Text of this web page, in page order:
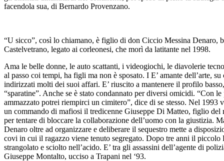
facendola sua, di Bernardo Provenzano.
“U sicco”, così lo chiamano, è figlio di don Ciccio Messina Denaro,
Castelvetrano, legato ai corleonesi, che morì da latitante nel 1998.
Ama le belle donne, le auto scattanti, i videogiochi, le diavolerie
al passo coi tempi, ha figli ma non è sposato. I E’ amante dell’arte, su
indirizzati molti dei suoi affari. E’ riuscito a mantenere il profilo
“sparatine”. Anche se è stato condannato per diversi omicidi. “Con le
ammazzato potrei riempirci un cimitero”, dice di se stesso. Nel 1993
un commando di mafiosi il tredicenne Giuseppe Di Matteo, figlio del
per tentare di bloccare la collaborazione dell’uomo con la giustizia.
Denaro oltre ad organizzare e deliberare il sequestro mette a
covi in cui il ragazzo viene tenuto segregato. Dopo tre anni il piccolo
strangolato e sciolto nell’acido. E’ tra gli assassini dell’agente di
Giuseppe Montalto, ucciso a Trapani nel ‘93.